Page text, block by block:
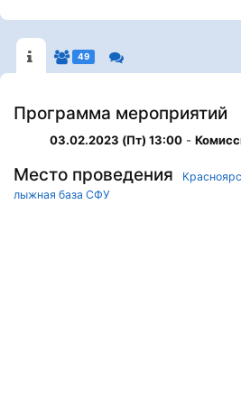
49
Программа мероприятий
03.02.2023 (Пт) 13:00 -
Место проведения
лыжная база СФУ